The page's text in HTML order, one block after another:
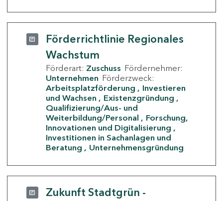
Förderrichtlinie Regionales
Wachstum
Förderart: Zuschuss Fördernehmer:
Unternehmen Förderzweck:
Arbeitsplatzförderung
Investieren
und Wachsen
Existenzgründung
Qualifizierung/Aus- und
Weiterbildung/Personal
Forschung,
Innovationen und Digitalisierung
Investitionen in Sachanlagen und
Beratung
Unternehmensgründung
Zukunft Stadtgrün -